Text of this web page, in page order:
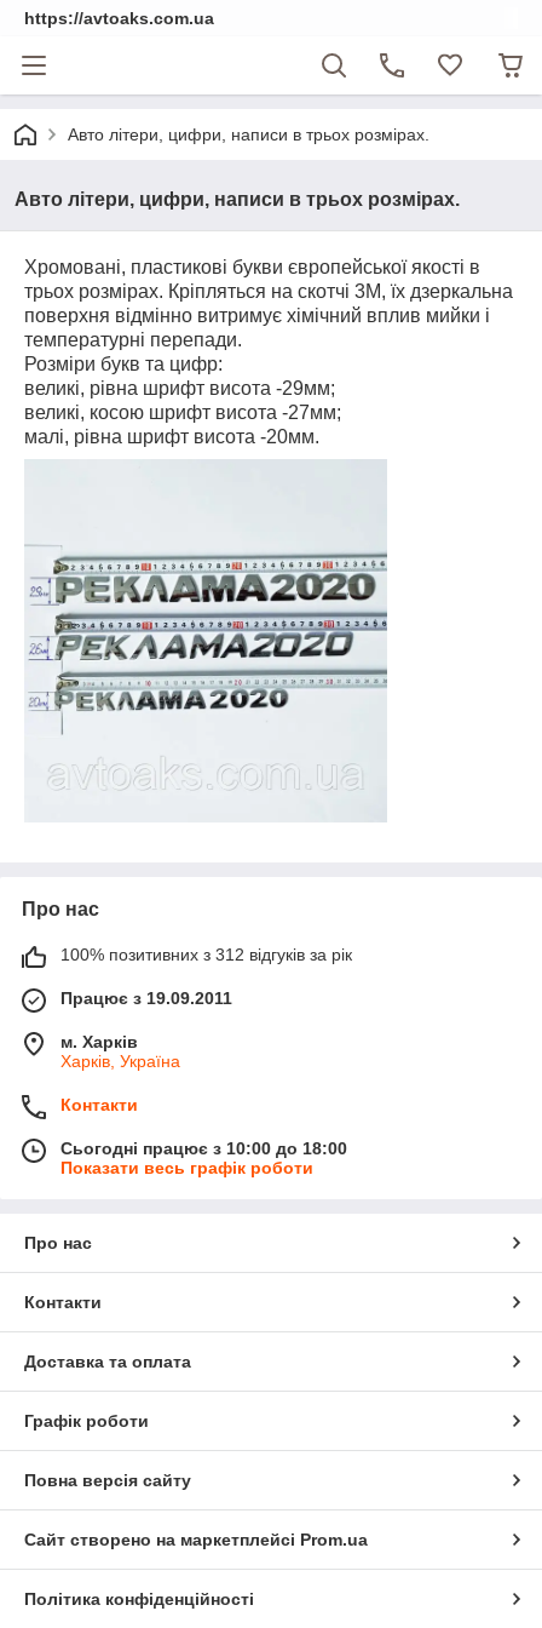
https://avtoaks.com.ua
Авто літери, цифри, написи в трьох розмірах.
Авто літери, цифри, написи в трьох розмірах.
Хромовані, пластикові букви європейської якості в
трьох розмірах. Кріпляться на скотчі 3М, їх дзеркальна
поверхня відмінно витримує хімічний вплив мийки і
температурні перепади.
Розміри букв та цифр:
великі, рівна шрифт висота -29мм;
великі, косою шрифт висота -27мм;
малі, рівна шрифт висота -20мм.
Про нас
100% позитивних з 312 відгуків за рік
Працює з 19.09.2011
м. Харків
Харків, Україна
Контакти
Сьогодні працює з 10:00 до 18:00
Показати весь графік роботи
Про нас
Контакти
Доставка та оплата
Графік роботи
Повна версія сайту
Сайт створено на маркетплейсі Prom.ua
Політика конфіденційності